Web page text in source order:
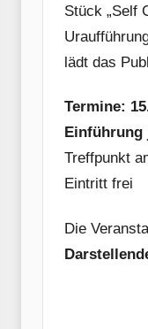
Stück „Self
lädt das
Termine:
Einführung
Treffpunkt
Eintritt frei
Die